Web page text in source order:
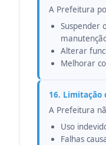
A Prefeitura
Suspender
Alterar
Melhorar
16. Limitação
A Prefeitura
Uso
Falhas